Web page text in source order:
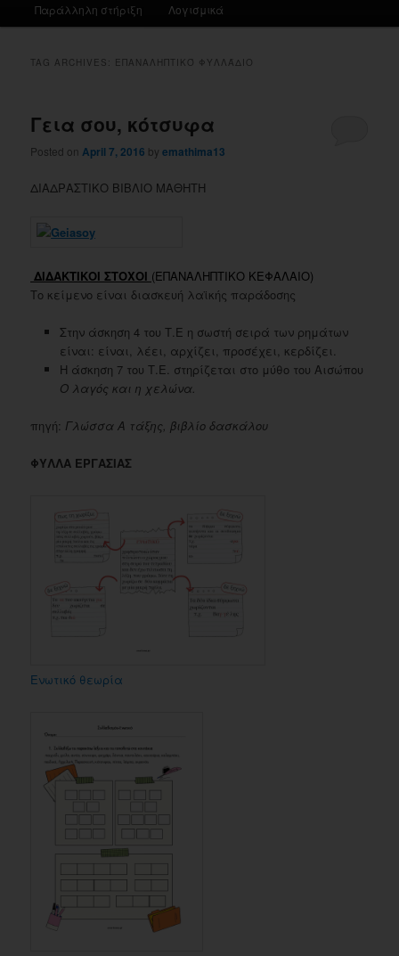
Παράλληλη στήριξη Λογισμικά
TAG ARCHIVES: ΕΠΑΝΑΛΗΠΤΙΚΌ ΦΥΛΛΆΔΙΟ
Γεια σου, κότσυφα
Posted on April 7, 2016 byemathima13
ΔΙΑΔΡΑΣΤΙΚΟ ΒΙΒΛΙΟ ΜΑΘΗΤΗ
ΔΙΔΑΚΤΙΚΟΙ ΣΤΟΧΟΙ (ΕΠΑΝΑΛΗΠΤΙΚΟ ΚΕΦΑΛΑΙΟ)
Το κείμενο είναι διασκευή λαϊκής παράδοσης
Στην άσκηση 4 του Τ.Ε η σωστή σειρά των ρημάτων
είναι: είναι, λέει, αρχίζει, προσέχει, κερδίζει.
Η άσκηση 7 του Τ.Ε. στηρίζεται στο μύθο του Αισώπου
Ο λαγός και η χελώνα.
πηγή: Γλώσσα Α τάξης, βιβλίο δασκάλου
ΦΥΛΛΑ ΕΡΓΑΣΙΑΣ
Ενωτικό θεωρία